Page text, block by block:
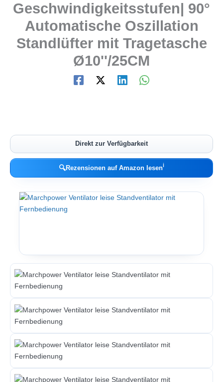
Geschwindigkeitsstufen| 90°
Automatische Oszillation
Standlüfter mit Tragetasche
Ø10''/25CM
Direkt zur Verfügbarkeit
🔍Rezensionen auf Amazon lesenℹ︎